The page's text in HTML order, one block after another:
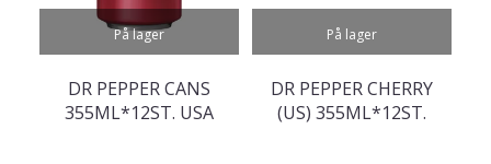
På lager
DR PEPPER CANS
355ML*12ST. USA
På lager
DR PEPPER CHERRY
(US) 355ML*12ST.